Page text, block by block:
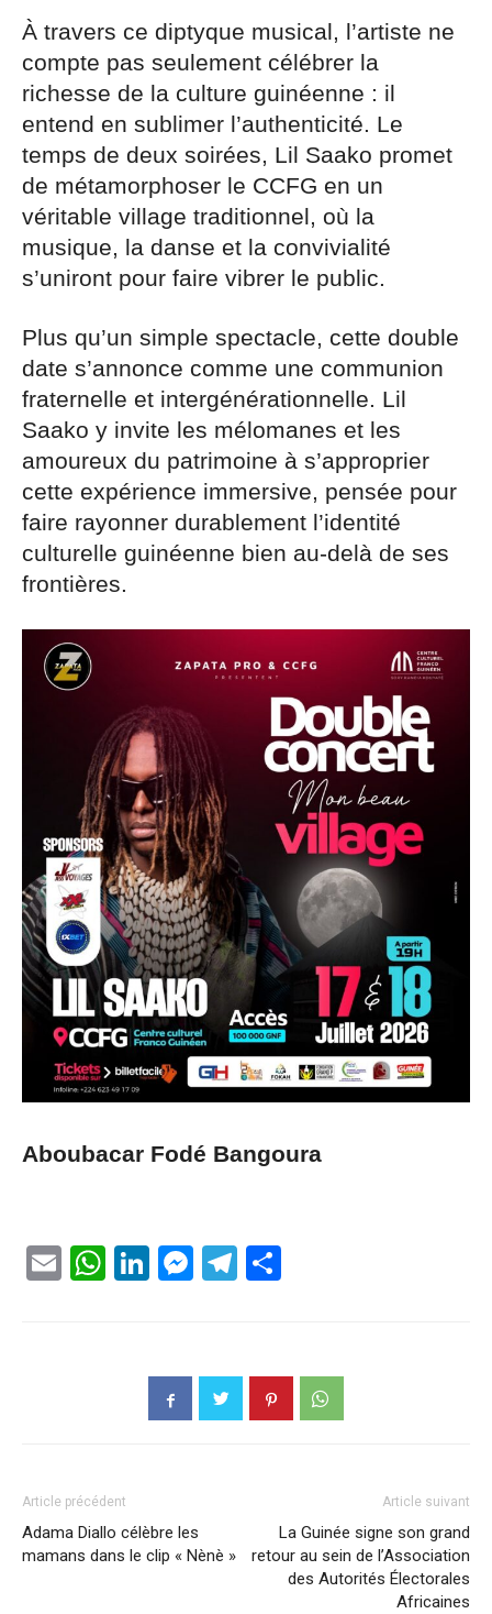
À travers ce diptyque musical, l’artiste ne
compte pas seulement célébrer la
richesse de la culture guinéenne : il
entend en sublimer l’authenticité. Le
temps de deux soirées, Lil Saako promet
de métamorphoser le CCFG en un
véritable village traditionnel, où la
musique, la danse et la convivialité
s’uniront pour faire vibrer le public.
Plus qu’un simple spectacle, cette double
date s’annonce comme une communion
fraternelle et intergénérationnelle. Lil
Saako y invite les mélomanes et les
amoureux du patrimoine à s’approprier
cette expérience immersive, pensée pour
faire rayonner durablement l’identité
culturelle guinéenne bien au-delà de ses
frontières.
Aboubacar Fodé Bangoura
EmailWhatsApp
LinkedIn
Messenger
Telegram
Article précédent
Adama Diallo célèbre les
mamans dans le clip « Nènè »
Article suivant
La Guinée signe son grand
retour au sein de l’Association
des Autorités Électorales
Africaines